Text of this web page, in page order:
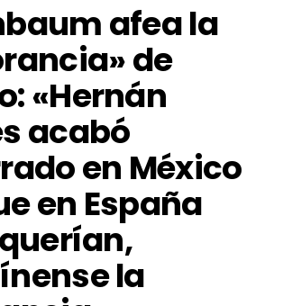
afea la
de
«Hernán
acabó
en México
en España
la